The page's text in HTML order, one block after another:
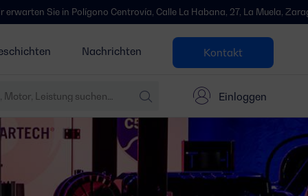
Nachrichten Kontakt
Einloggen
Centrovía, Calle La Habana, 27, La Muela, Zaragoza. Wir